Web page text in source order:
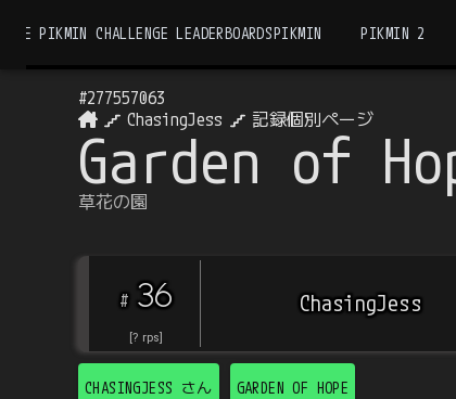
THE PIKMIN CHALLENGE LEADERBOARDSPIKMIN PIKMIN 2
#277557063
ChasingJess
記録個別ページ
Garden of
草花の園
# 36
[? rps]
ChasingJess
CHASINGJESS さん GARDEN OF HOPE